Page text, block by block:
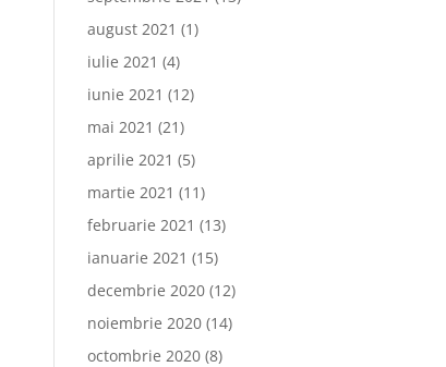
august 2021 (1)
iulie 2021 (4)
iunie 2021 (12)
mai 2021 (21)
aprilie 2021 (5)
martie 2021 (11)
februarie 2021 (13)
ianuarie 2021 (15)
decembrie 2020 (12)
noiembrie 2020 (14)
octombrie 2020 (8)